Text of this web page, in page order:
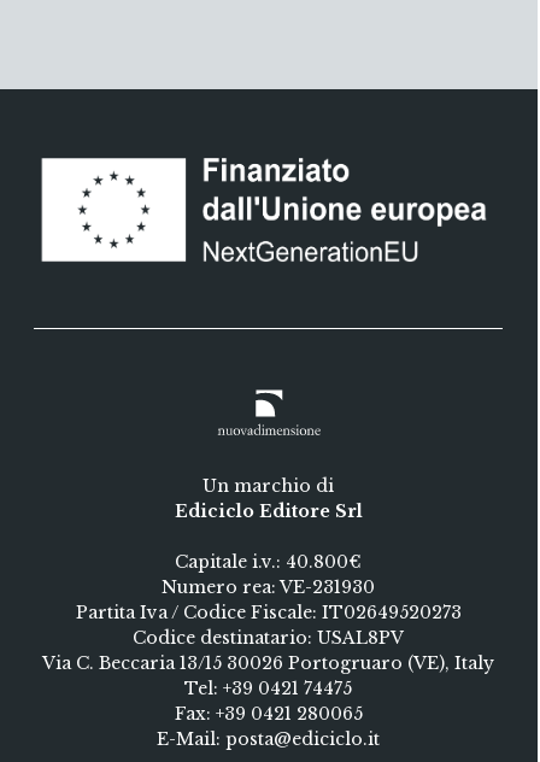
Un marchio di
Ediciclo Editore Srl
Capitale i.v.: 40.800€
Numero rea: VE-231930
Partita Iva / Codice Fiscale: IT02649520273
Codice destinatario: USAL8PV
Via C. Beccaria 13/15 30026 Portogruaro (VE), Italy
Tel:+39 0421 74475
Fax: +39 0421 280065
E-Mail:posta@ediciclo.it